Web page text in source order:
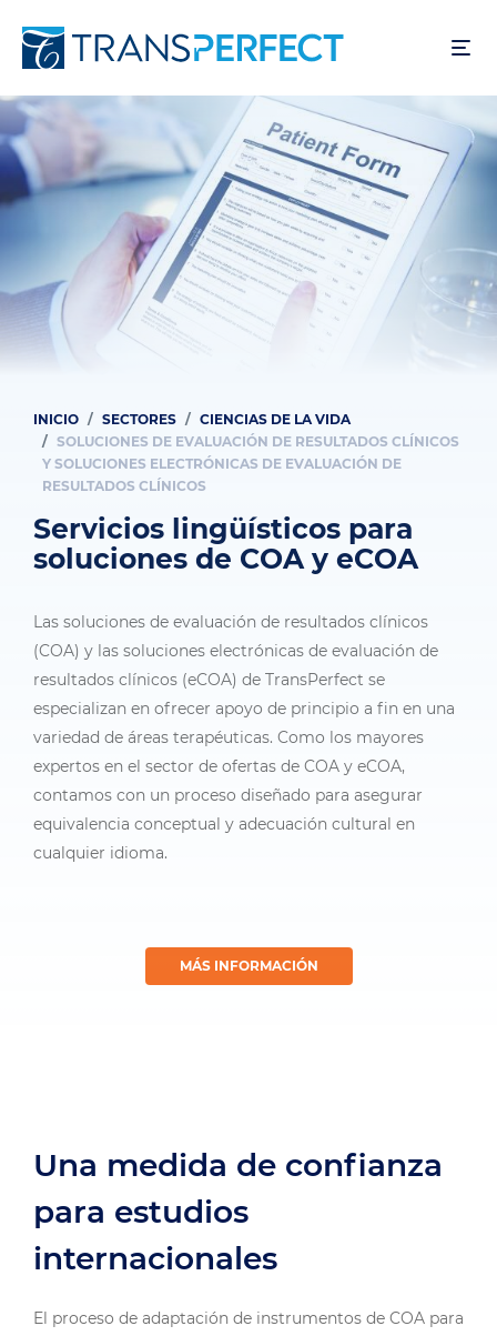
to
content
Breadcrumb
INICIO SECTORES
CIENCIAS DE LA VIDA
SOLUCIONES DE EVALUACIÓN DE RESULTADOS CLÍNICOS
Y SOLUCIONES ELECTRÓNICAS DE EVALUACIÓN DE
RESULTADOS CLÍNICOS
Servicios lingüísticos para
soluciones de COA y eCOA
Las soluciones de evaluación de resultados clínicos
(COA) y las soluciones electrónicas de evaluación de
resultados clínicos (eCOA) de TransPerfect se
especializan en ofrecer apoyo de principio a fin en una
variedad de áreas terapéuticas. Como los mayores
expertos en el sector de ofertas de COA y eCOA,
contamos con un proceso diseñado para asegurar
equivalencia conceptual y adecuación cultural en
cualquier idioma.
MÁS INFORMACIÓN
Una medida de confianza
para estudios
internacionales
El proceso de adaptación de instrumentos de COA para